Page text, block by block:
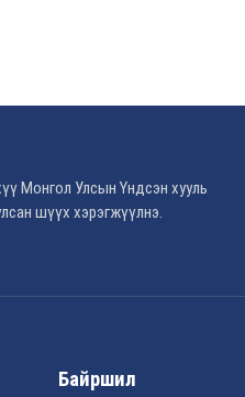
Монгол Улсын Үндсэн хууль
шүүх хэрэгжүүлнэ.
Байршил